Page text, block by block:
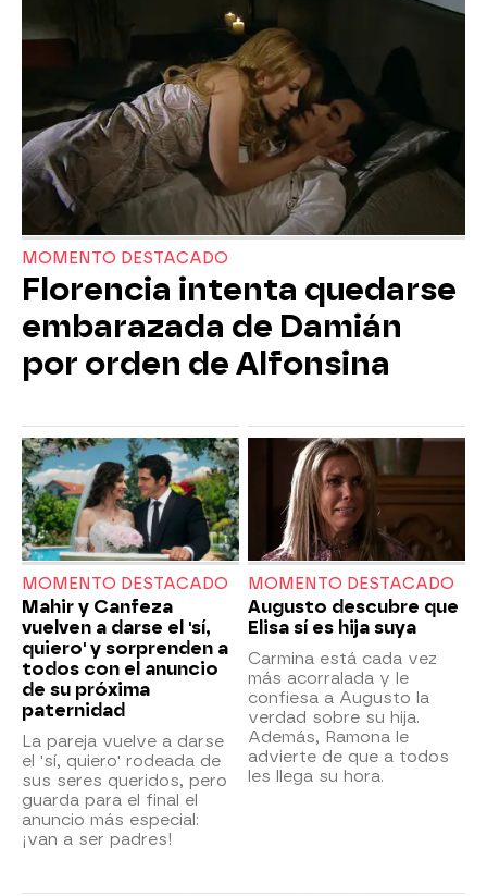
MOMENTO DESTACADO
Florencia intenta quedarse
embarazada de Damián
por orden de Alfonsina
MOMENTO DESTACADO
Mahir y Canfeza
vuelven a darse el 'sí,
quiero' y sorprenden a
todos con el anuncio
de su próxima
paternidad
La pareja vuelve a darse
el 'sí, quiero' rodeada de
sus seres queridos, pero
guarda para el final el
anuncio más especial:
¡van a ser padres!
MOMENTO DESTACADO
Augusto descubre que
Elisa sí es hija suya
Carmina está cada vez
más acorralada y le
confiesa a Augusto la
verdad sobre su hija.
Además, Ramona le
advierte de que a todos
les llega su hora.